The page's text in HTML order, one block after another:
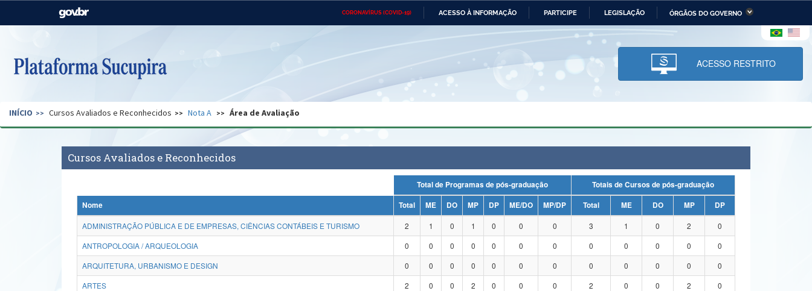
CORONAVÍRUS (COVID-19) ACESSO À INFORMAÇÃO PARTICIPE LEGISLAÇÃO ÓRGÃOS DO GOVERNO
Casa Civil Ministério das Relações Ministério da Economia Ministério da Infraestrutura
Pecuária e Abastecimento
Ministério da Ciência,
Tecnologia, Inovações e
Comunicações
Ministério do Desenvolvimento
Regional e dos Direitos Humanos
Secretaria de Governo Gabinete de Segurança Advocacia-Geral da União Banco Central do Brasil Planalto
ACESSO RESTRITO
INÍCIO Cursos Avaliados e Reconhecidos Nota A Área de Avaliação
Cursos Avaliados e Reconhecidos
Total de Programas de pós-graduação
Totais de Cursos de pós-graduação
Nome
Total ME DO MP DP ME/DO MP/DP Total ME DO MP
DP
ADMINISTRAÇÃO PÚBLICA E DE EMPRESAS, CIÊNCIAS CONTÁBEIS E TURISMO
2 1 0 1 0 0 0 3 1 0 2
0
ANTROPOLOGIA / ARQUEOLOGIA
0 0 0 0 0 0 0 0 0 0 0
0
ARQUITETURA, URBANISMO E DESIGN
0 0 0 0 0 0 0 0 0 0 0
0
ARTES
2 0 0 2 0 0 0 2 0 0 2
0